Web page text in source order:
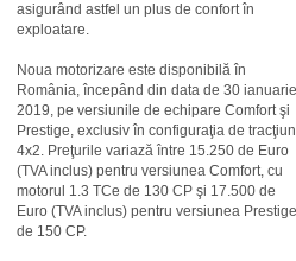
asigurând astfel un plus de confort în
exploatare.
Noua motorizare este disponibilă în
România, începând din data de 30 ianuarie
2019, pe versiunile de echipare Comfort şi
Prestige, exclusiv în configuraţia de
4x2. Preţurile variază între 15.250 de Euro
(TVA inclus) pentru versiunea Comfort, cu
motorul 1.3 TCe de 130 CP şi 17.500 de
Euro (TVA inclus) pentru versiunea
de 150 CP.